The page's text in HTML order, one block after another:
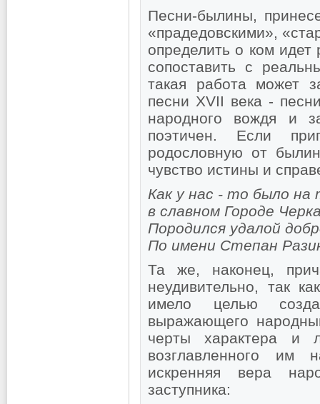
Песни-былины,
«прадедовскими»,
определить о ком идет
сопоставить с
такая работа может
песни XVII века -
народного вождя и
поэтичен. Если
родословную от
чувство истины и
Как у нас - то было на
в славном Городе
Породился удалой
По имени Степан
Та же, наконец,
неудивительно, так
имело целью
выражающего
черты характера и
возглавленного им
искренняя вера
заступника: